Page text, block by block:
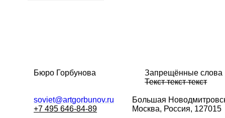
Бюро Горбунова
Запрещённые слова
Текст текст текст
soviet@artgorbunov.ru
+7 495 646-84-89
Большая
Москва, Россия, 127015